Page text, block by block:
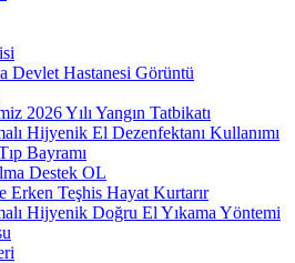
Devlet Hastanesi Görüntü
2026 Yılı Yangın Tatbikatı
Hijyenik El Dezenfektanı Kullanımı
Bayramı
Destek OL
Erken Teşhis Hayat Kurtarır
Hijyenik Doğru El Yıkama Yöntemi